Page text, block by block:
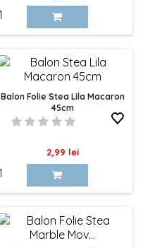
Balon Folie Stea Lila Macaron
45cm
Pret
2,99 lei